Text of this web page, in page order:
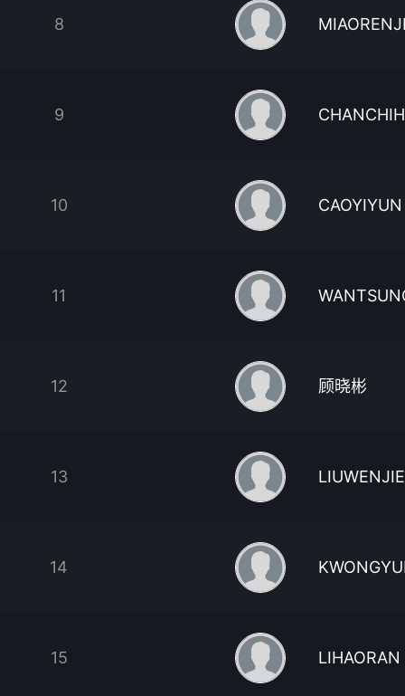
8
9
10 CAOYIYUN
11
12 顾晓彬
13 LIUWENJIE
14
15 LIHAORAN